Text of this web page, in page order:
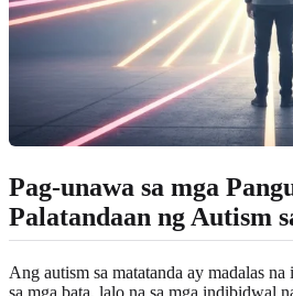
Pag-unawa sa mga
Palatandaan ng Autism
Ang autism sa matatanda ay madalas
sa mga bata, lalo na sa mga indibidwal